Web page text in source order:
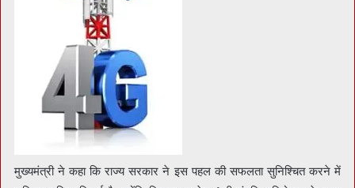
मुख्यमंत्री ने कहा कि राज्य सरकार ने इस पहल की सफलता सुनिश्चित करने में